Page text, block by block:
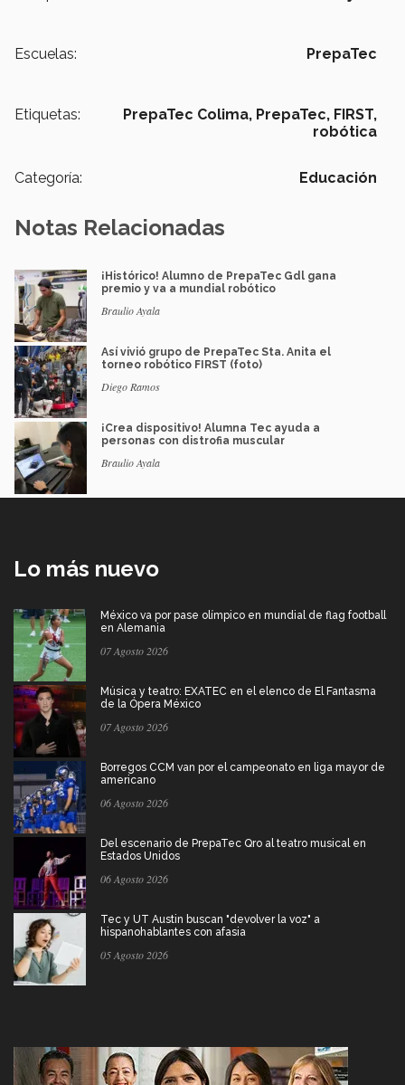
Escuelas: PrepaTec
Etiquetas: PrepaTec Colima, PrepaTec, FIRST,
robótica
Categoría: Educación
Notas Relacionadas
¡Histórico! Alumno de PrepaTec Gdl gana
premio y va a mundial robótico
Braulio Ayala
Así vivió grupo de PrepaTec Sta. Anita el
torneo robótico FIRST (foto)
Diego Ramos
¡Crea dispositivo! Alumna Tec ayuda a
personas con distrofia muscular
Braulio Ayala
Lo más nuevo
México va por pase olímpico en mundial de flag football
en Alemania
07 Agosto 2026
Música y teatro: EXATEC en el elenco de El Fantasma
de la Ópera México
07 Agosto 2026
Borregos CCM van por el campeonato en liga mayor de
americano
06 Agosto 2026
Del escenario de PrepaTec Qro al teatro musical en
Estados Unidos
06 Agosto 2026
Tec y UT Austin buscan "devolver la voz" a
hispanohablantes con afasia
05 Agosto 2026